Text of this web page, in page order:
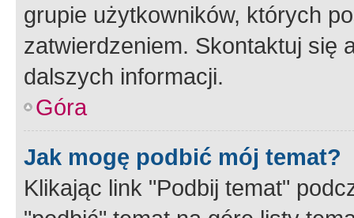
grupie użytkowników, których
zatwierdzeniem. Skontaktuj się
dalszych informacji.
Góra
Jak mogę podbić mój temat?
Klikając link "Podbij temat"